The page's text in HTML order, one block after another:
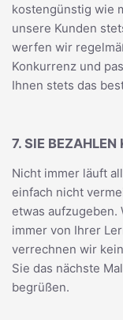
kostengünstig wie
unsere Kunden
werfen wir
Konkurrenz und
Ihnen stets das
7. SIE BEZAHLEN
Nicht immer läuft
einfach nicht
etwas aufzugeben.
immer von Ihrer
verrechnen wir
Sie das nächste
begrüßen.